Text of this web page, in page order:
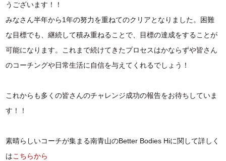
うございます！！
みなさん半年から1年の努力を重ねてのクリアとなりました。困難
な目標でも、継続して積み重ねることで、目標の達成をすることが
可能になります。これまで続けてきたプロセスはかならずや皆さん
のコーチングや日常生活に自信を与えてくれるでしょう！
これからも多くの皆さんのチャレンジ成功の報告をお待ちしていま
す！！
素晴らしいコーチが集まる南青山のBetter Bodies Hiに関して詳しく
はこちらから